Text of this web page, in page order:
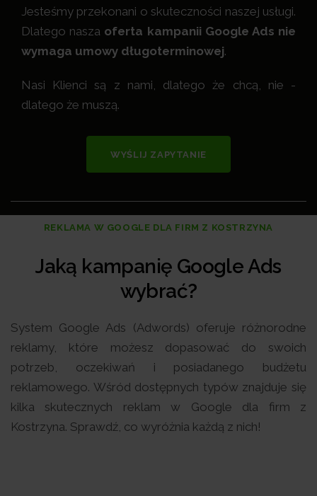
Jesteśmy przekonani o skuteczności naszej usługi.
Dlatego nasza oferta kampanii Google Ads nie
wymaga umowy długoterminowej.
Nasi Klienci są z nami, dlatego że chcą, nie -
dlatego że muszą.
WYŚLIJ ZAPYTANIE
REKLAMA W GOOGLE DLA FIRM Z KOSTRZYNA
Jaką kampanię Google Ads
wybrać?
System Google Ads (Adwords) oferuje różnorodne
reklamy, które możesz dopasować do swoich
potrzeb, oczekiwań i posiadanego budżetu
reklamowego. Wśród dostępnych typów znajduje się
kilka skutecznych reklam w Google dla firm z
Kostrzyna. Sprawdź, co wyróżnia każdą z nich!